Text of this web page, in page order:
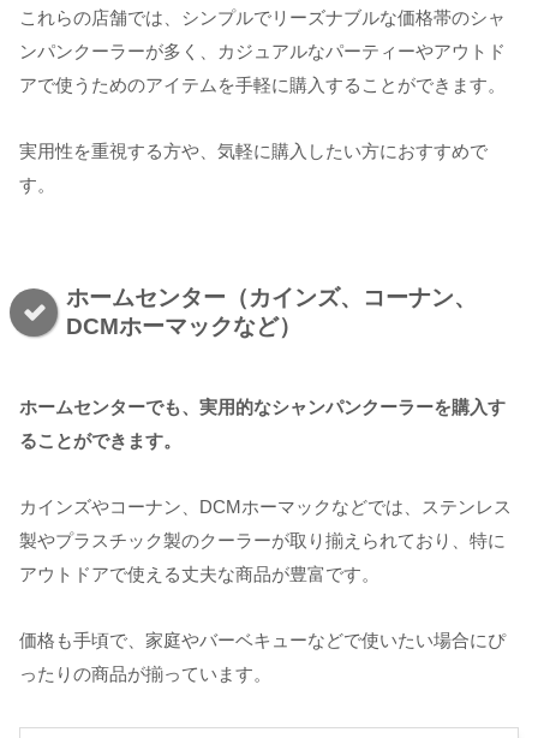
これらの店舗では、シンプルでリーズナブルな価格帯のシャ
ンパンクーラーが多く、カジュアルなパーティーやアウトド
アで使うためのアイテムを手軽に購入することができます。
実用性を重視する方や、気軽に購入したい方におすすめで
す。
ホームセンター（カインズ、コーナン、
DCMホーマックなど）
ホームセンターでも、実用的なシャンパンクーラーを購入す
ることができます。
カインズやコーナン、DCMホーマックなどでは、ステンレス
製やプラスチック製のクーラーが取り揃えられており、特に
アウトドアで使える丈夫な商品が豊富です。
価格も手頃で、家庭やバーベキューなどで使いたい場合にぴ
ったりの商品が揃っています。